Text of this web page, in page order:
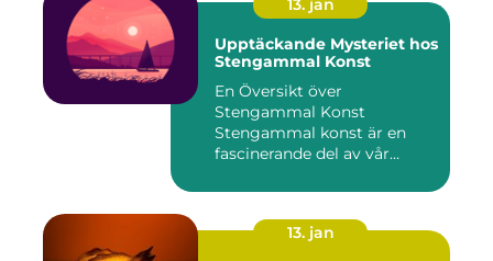
13. jan
Upptäckande Mysteriet hos
Stengammal Konst
En Översikt över
Stengammal Konst
Stengammal konst är en
fascinerande del av vår
13. jan